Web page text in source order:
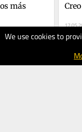
We use cookies to
más
40
Noticias
Fides